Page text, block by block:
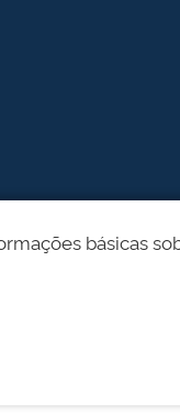
básicas